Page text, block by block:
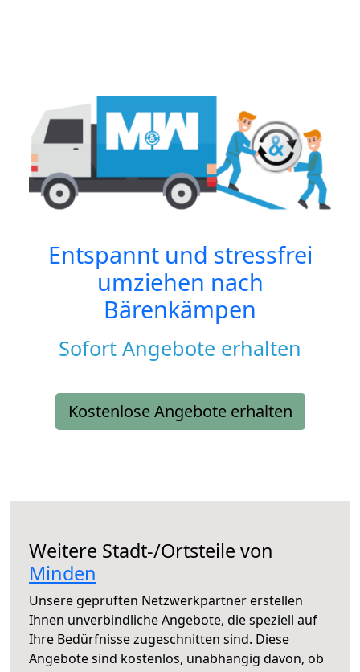
Entspannt und stressfrei
umziehen nach
Bärenkämpen
Sofort Angebote erhalten
Kostenlose Angebote erhalten
Weitere Stadt-/Ortsteile von
Minden
Unsere geprüften Netzwerkpartner erstellen
Ihnen unverbindliche Angebote, die speziell auf
Ihre Bedürfnisse zugeschnitten sind. Diese
Angebote sind kostenlos, unabhängig davon, ob